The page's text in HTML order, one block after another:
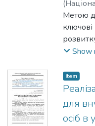
(
Метою
Show
Item
для
осіб в